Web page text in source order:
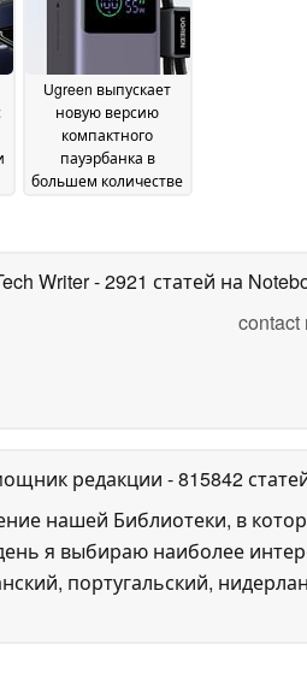
Ugreen выпускает
новую версию
компактного
пауэрбанка в
большем количестве
Writer- 2921 статей на
contact
редакции - 815842
нашей Библиотеки, в
я выбираю наиболее
португальский,